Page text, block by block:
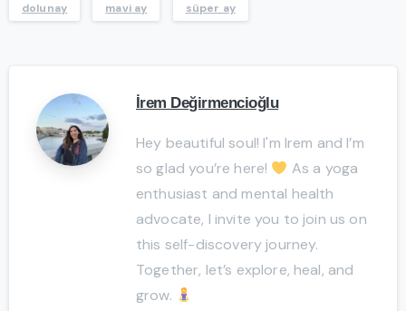
dolunay mavi ay süper ay
İrem Değirmencioğlu
Hey beautiful soul! I'm Irem and I’m
so glad you’re here!
As a yoga
enthusiast and mental health
advocate, I invite you to join us on
this self-discovery journey.
Together, let’s explore, heal, and
grow.